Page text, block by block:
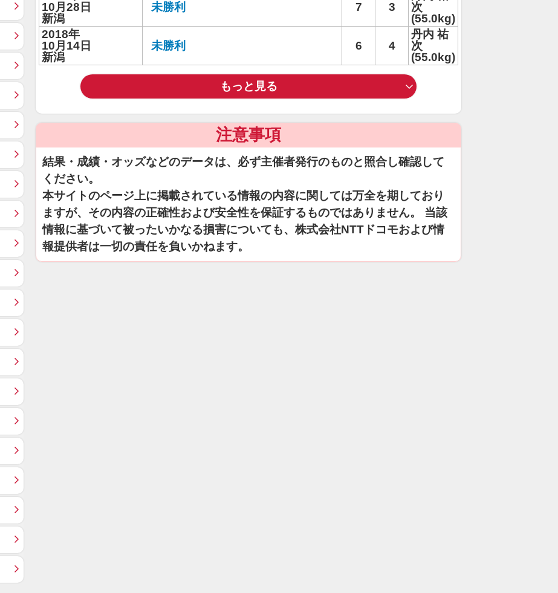
10月28日
新潟
未勝利 7 3
次
(55.0kg)
2018年
10月14日
新潟
未勝利 6 4
丹内 祐
次
(55.0kg)
もっと見る
注意事項
結果・成績・オッズなどのデータは、必ず主催者発行のものと照合し確認して
ください。
本サイトのページ上に掲載されている情報の内容に関しては万全を期しており
ますが、その内容の正確性および安全性を保証するものではありません。 当該
情報に基づいて被ったいかなる損害についても、株式会社NTTドコモおよび情
報提供者は一切の責任を負いかねます。